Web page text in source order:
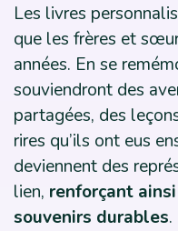
Les livres
que les frères et
années. En se
souviendront des
partagées, des
rires qu’ils ont eus
deviennent des
lien, renforçant
souvenirs durables.